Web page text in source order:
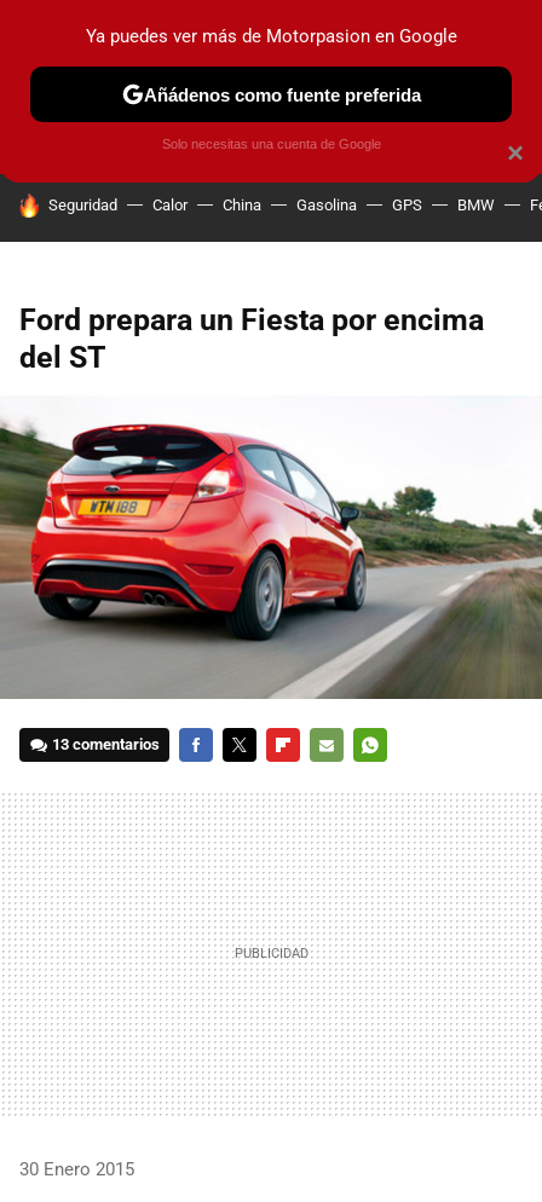
PRUEBAS COCHES ELÉCTRICOS OBSERVATORIO
HOY SE HABLA DE
Seguridad Calor China Gasolina GPS BMW
Ford prepara un Fiesta por encima
del ST
13 comentarios
MAIL
30 Enero 2015
×
Ya puedes ver más de Motorpasion en Google
Añádenos como fuente preferida
Solo necesitas una cuenta de Google